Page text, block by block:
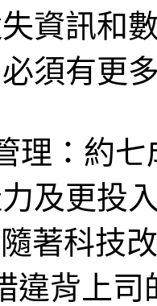
資訊和
須有更
理：約
及更投
著科技
違背上